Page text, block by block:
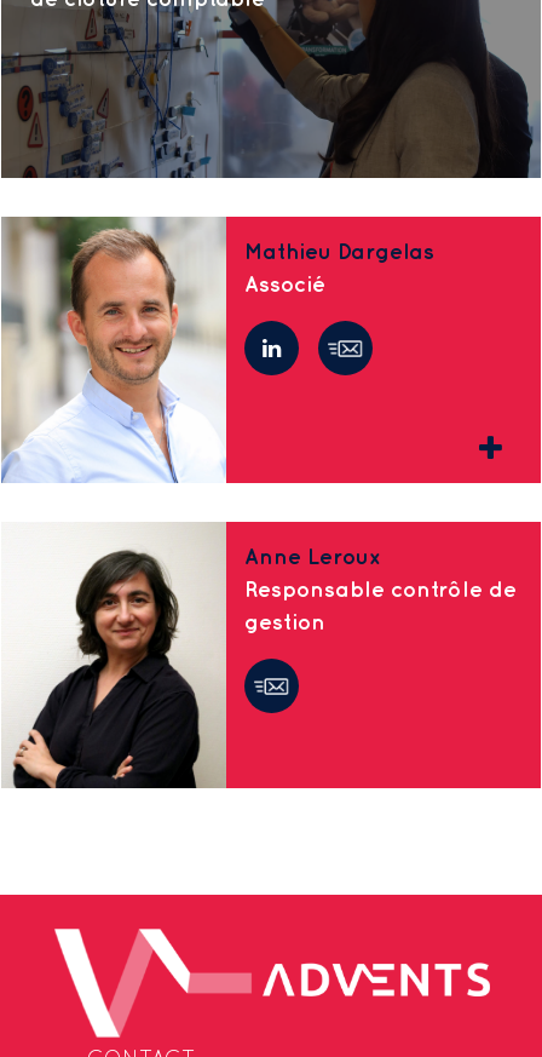
Mathieu Dargelas
Associé
Anne Leroux
Responsable contrôle de
gestion